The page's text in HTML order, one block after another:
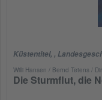
Küstentitel,,
Willi Hansen / Bernd Tetens /
Die Sturmflut, die